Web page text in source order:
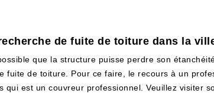
de fuite de toiture dans la
que la structure puisse perdre son
fuite de toiture. Pour ce faire, le recours à un
est un couvreur professionnel. Veuillez visiter